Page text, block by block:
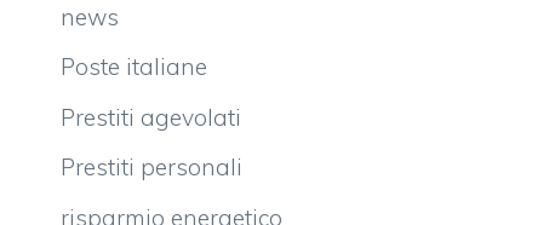
news
Poste italiane
Prestiti agevolati
Prestiti personali
risparmio energetico